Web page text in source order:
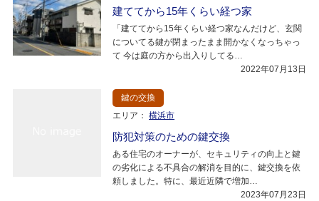
建ててから15年くらい経つ家
「建ててから15年くらい経つ家なんだけど、玄関
についてる鍵が閉まったまま開かなくなっちゃっ
て 今は庭の方から出入りしてる…
2022年07月13日
鍵の交換
エリア： 横浜市
防犯対策のための鍵交換
ある住宅のオーナーが、セキュリティの向上と鍵
の劣化による不具合の解消を目的に、鍵交換を依
頼しました。特に、最近近隣で増加…
2023年07月23日